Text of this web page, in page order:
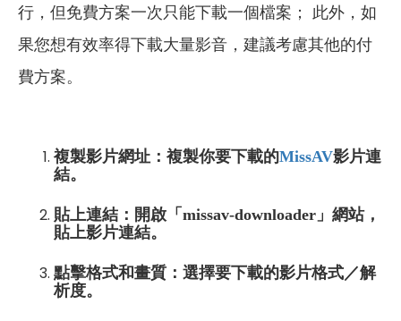
行，但免費方案一次只能下載一個檔案； 此外，如
果您想有效率得下載大量影音，建議考慮其他的付
費方案。
複製影片網址：複製你要下載的MissAV影片連
結。
貼上連結：開啟「missav-downloader」網站，
貼上影片連結。
點擊格式和畫質：選擇要下載的影片格式／解
析度。